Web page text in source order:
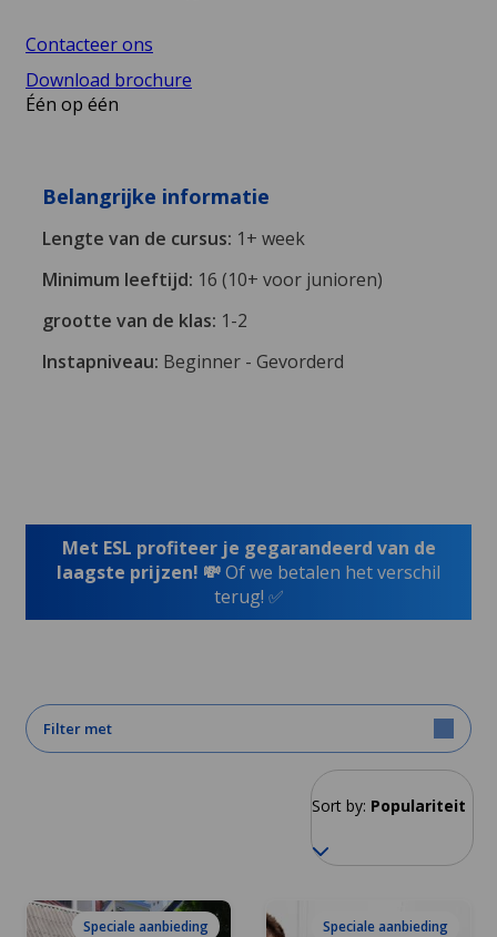
Belangrijke informatie
Lengte van de cursus: 1+ week
Minimum leeftijd: 16 (10+ voor junioren)
grootte van de klas: 1-2
Instapniveau: Beginner - Gevorderd
Contacteer ons
Download brochure
Één op één
Met ESL profiteer je gegarandeerd van de
laagste prijzen! 💸Of we betalen het verschil
terug! ✅
Filter met
Sort by: Populariteit
Speciale aanbieding Speciale aanbieding